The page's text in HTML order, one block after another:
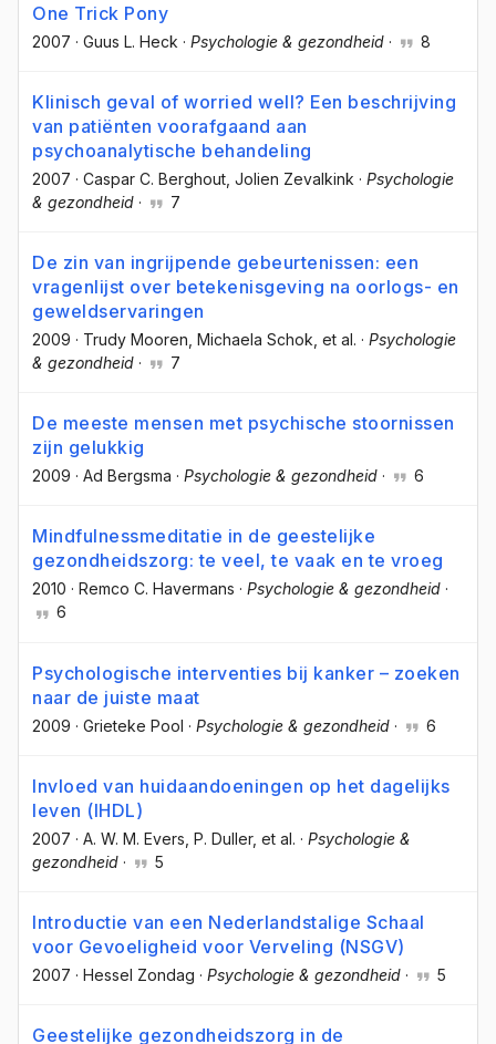
One Trick Pony
2007 · Guus L. Heck · Psychologie & gezondheid · 8
Klinisch geval of worried well? Een beschrijving
van patiënten voorafgaand aan
psychoanalytische behandeling
2007 · Caspar C. Berghout , Jolien Zevalkink · Psychologie
& gezondheid · 7
De zin van ingrijpende gebeurtenissen: een
vragenlijst over betekenisgeving na oorlogs- en
geweldservaringen
2009 · Trudy Mooren , Michaela Schok , et al. · Psychologie
& gezondheid · 7
De meeste mensen met psychische stoornissen
zijn gelukkig
2009 · Ad Bergsma · Psychologie & gezondheid · 6
Mindfulnessmeditatie in de geestelijke
gezondheidszorg: te veel, te vaak en te vroeg
2010 · Remco C. Havermans · Psychologie & gezondheid ·
6
Psychologische interventies bij kanker – zoeken
naar de juiste maat
2009 · Grieteke Pool · Psychologie & gezondheid · 6
Invloed van huidaandoeningen op het dagelijks
leven (IHDL)
2007 · A. W. M. Evers , P. Duller, et al. · Psychologie &
gezondheid · 5
Introductie van een Nederlandstalige Schaal
voor Gevoeligheid voor Verveling (NSGV)
2007 · Hessel Zondag · Psychologie & gezondheid · 5
Geestelijke gezondheidszorg in de